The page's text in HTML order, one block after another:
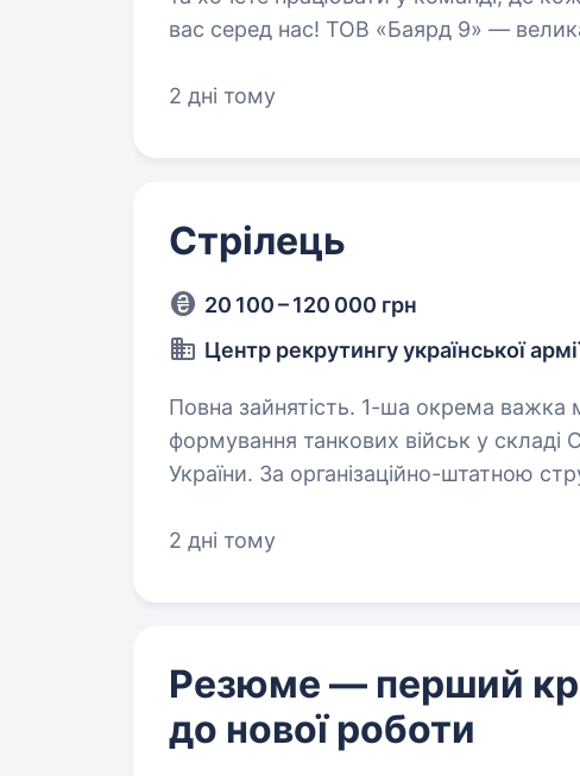
вас серед нас! ТОВ «Баярд 9» —
2 дні тому
Стрілець
20 100 – 120 000 грн
Центр рекрутингу української
Повна зайнятість. 1-ша окрема важка механізована Сіверська бригада —
формування танкових військ у складі
України. За організаційно-штатною
2 дні тому
Резюме — перший
до нової роботи